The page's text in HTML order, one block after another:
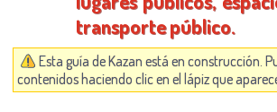
transporte público.
Esta guía de Kazan está en construcción.
contenidos haciendo clic en el lápiz que